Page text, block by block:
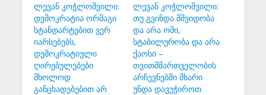
ლევან კოჭლოშვილი:
დემოკრატია ორმაგი
სტანდარტებით ვერ
იარსებებს,
დემოკრატიული
ღირებულებები
მხოლოდ
განცხადებებით არ
ლევან კოჭლოშვილი:
თუ გვინდა მშვიდობა
და არა ომი,
სტაბილურობა და არა
ქაოსი –
თვითმმართველობის
არჩევნებში მხარი
უნდა დავუჭიროთ